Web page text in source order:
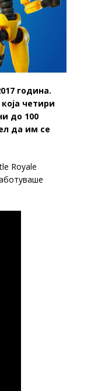
година.
четири
до 100
да им се
Royale